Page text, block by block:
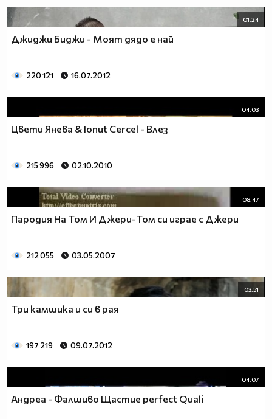
01:24
Джиджи Биджи - Моят дядо е най
220 121 16.07.2012
04:03
Цвети Янева & Ionut Cercel - Влез
215 996 02.10.2010
08:47
Пародия На Том И Джери-Том си играе с Джери
212 055 03.05.2007
03:51
Три камшика и си в рая
197 219 09.07.2012
04:07
Андреа - Фалшиво Щастие perfect Quali